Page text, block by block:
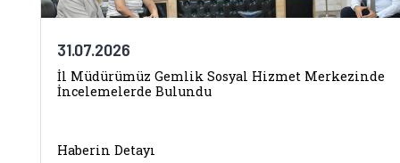
31.07.2026
İl Müdürümüz Gemlik Sosyal Hizmet Merkezinde
İncelemelerde Bulundu
Haberin Detayı